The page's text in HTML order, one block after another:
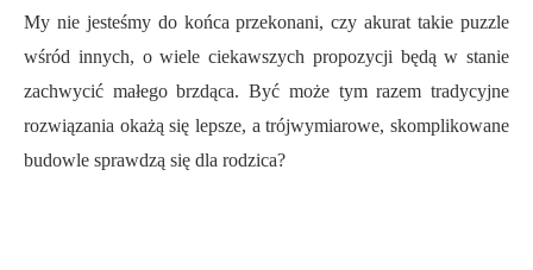
My nie jesteśmy do końca przekonani, czy akurat takie puzzle
wśród innych, o wiele ciekawszych propozycji będą w stanie
zachwycić małego brzdąca. Być może tym razem tradycyjne
rozwiązania okażą się lepsze, a trójwymiarowe, skomplikowane
budowle sprawdzą się dla rodzica?